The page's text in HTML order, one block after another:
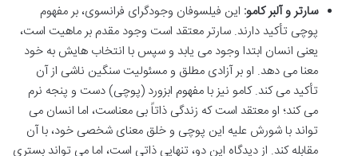
سارتر و آلبر کامو: این فیلسوفان وجودگرای فرانسوی، بر مفهوم
پوچی تأکید دارند. سارتر معتقد است وجود مقدم بر ماهیت است،
یعنی انسان ابتدا وجود می یابد و سپس با انتخاب هایش به خود
معنا می دهد. او بر آزادی مطلق و مسئولیت سنگین ناشی از آن
تأکید می کند. کامو نیز با مفهوم ابزورد (پوچی) دست و پنجه نرم
می کند؛ او معتقد است که زندگی ذاتاً بی معناست، اما انسان می
تواند با شورش علیه این پوچی و خلق معنای شخصی خود، با آن
مقابله کند. از دیدگاه این دو، تنهایی ذاتی است، اما می تواند بستری